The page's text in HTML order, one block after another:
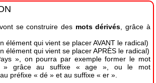
se construire des mots dérivés , grâce à
élément qui vient se placer AVANT le radical)
élément qui vient se placer APRÈS le radical)
», on pourra par exemple former le mot
» grâce au suffixe « age », ou le mot
préfixe « dé » et au suffixe « er ».